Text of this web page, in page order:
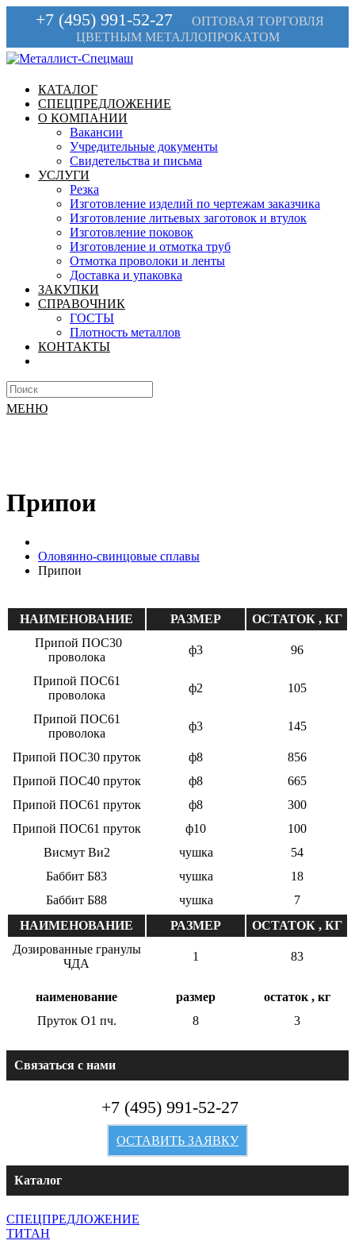
+7 (495) 991-52-27
ОПТОВАЯ ТОРГОВЛЯ
ЦВЕТНЫМ МЕТАЛЛОПРОКАТОМ
КАТАЛОГ
СПЕЦПРЕДЛОЖЕНИЕ
О КОМПАНИИ
Вакансии
Учредительные документы
Свидетельства и письма
УСЛУГИ
Резка
Изготовление изделий по чертежам заказчика
Изготовление литьевых заготовок и втулок
Изготовление поковок
Изготовление и отмотка труб
Отмотка проволоки и ленты
Доставка и упаковка
ЗАКУПКИ
СПРАВОЧНИК
ГОСТЫ
Плотность металлов
КОНТАКТЫ
МЕНЮ
Припои
Оловянно-свинцовые сплавы
Припои
НАИМЕНОВАНИЕ РАЗМЕР
ОСТАТОК , КГ
Припой ПОС30
проволока
ф3 96
Припой ПОС61
проволока
ф2 105
Припой ПОС61
проволока
ф3 145
Припой ПОС30 пруток ф8
856
Припой ПОС40 пруток
ф8
665
Припой ПОС61 пруток
ф8
300
Припой ПОС61 пруток
ф10
100
Висмут Ви2
чушка
54
Баббит Б83
чушка
18
Баббит Б88
чушка
7
НАИМЕНОВАНИЕ
РАЗМЕР
ОСТАТОК , КГ
Дозированные гранулы
ЧДА
1 83
наименование размер
остаток , кг
Пруток О1 пч.
8 3
Связаться с нами
+7 (495) 991-52-27
ОСТАВИТЬ ЗАЯВКУ
Каталог
СПЕЦПРЕДЛОЖЕНИЕ
ТИТАН